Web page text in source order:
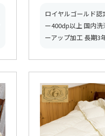
ロイヤルゴールド認
ー400dp以上 国内
ーアップ加工 長期3